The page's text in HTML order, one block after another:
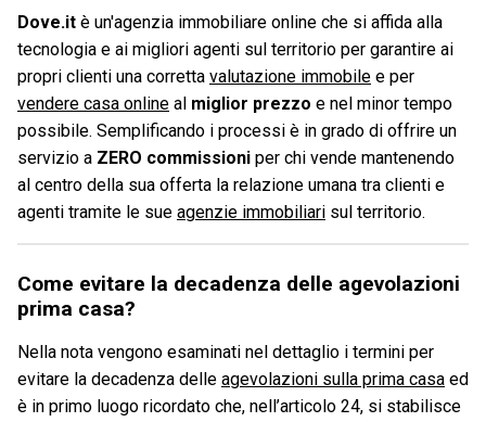
Dove.it è un'agenzia immobiliare online che si affida alla
tecnologia e ai migliori agenti sul territorio per garantire ai
propri clienti una corretta valutazione immobile e per
vendere casa online al miglior prezzo e nel minor tempo
possibile. Semplificando i processi è in grado di offrire un
servizio a ZERO commissioni per chi vende mantenendo
al centro della sua offerta la relazione umana tra clienti e
agenti tramite le sue agenzie immobiliari sul territorio.
Come evitare la decadenza delle agevolazioni
prima casa?
Nella nota vengono esaminati nel dettaglio i termini per
evitare la decadenza delle agevolazioni sulla prima casa ed
è in primo luogo ricordato che, nell’articolo 24, si stabilisce